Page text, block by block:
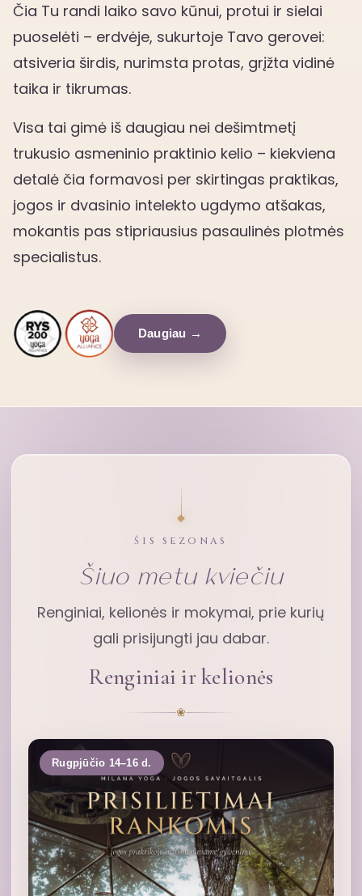
Čia Tu randi laiko savo kūnui, protui ir sielai
puoselėti – erdvėje, sukurtoje Tavo gerovei:
atsiveria širdis, nurimsta protas, grįžta vidinė
taika ir tikrumas.
Visa tai gimė iš daugiau nei dešimtmetį
trukusio asmeninio praktinio kelio – kiekviena
detalė čia formavosi per skirtingas praktikas,
jogos ir dvasinio intelekto ugdymo atšakas,
mokantis pas stipriausius pasaulinės plotmės
specialistus.
Daugiau →
ŠIS SEZONAS
Šiuo metu kviečiu
Renginiai, kelionės ir mokymai, prie kurių
gali prisijungti jau dabar.
Renginiai ir kelionės
❀
Rugpjūčio 14–16 d.